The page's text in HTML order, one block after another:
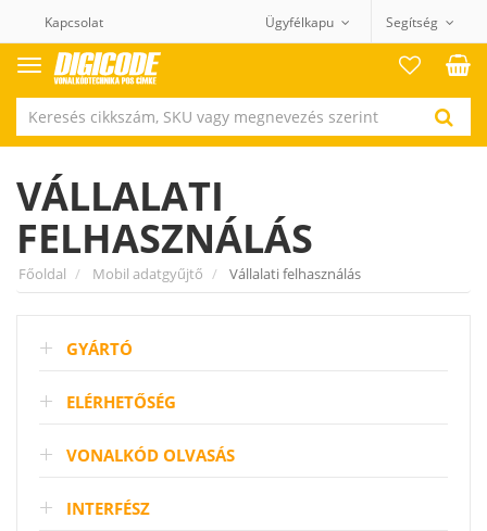
Kapcsolat Ügyfélkapu Segítség
Termék
kategóriák
VÁLLALATI
FELHASZNÁLÁS
Főoldal Mobil adatgyűjtő Vállalati felhasználás
GYÁRTÓ
ELÉRHETŐSÉG
VONALKÓD OLVASÁS
INTERFÉSZ